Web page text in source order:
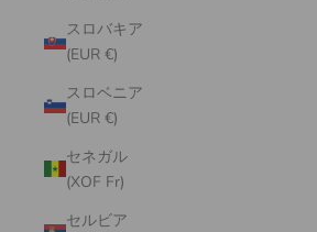
スロバキア
(EUR €)
スロベニア
(EUR €)
セネガル
(XOF Fr)
セルビア